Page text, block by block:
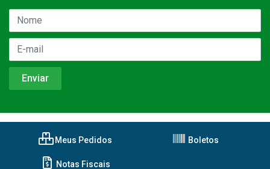
Meus Pedidos Boletos
Notas Fiscais